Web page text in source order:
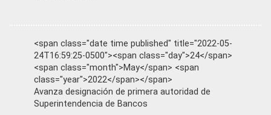
<span class="date time published" title="2022-05-
24T16:59:25-0500"><span class="day">24</span>
<span class="month">May</span> <span
class="year">2022</span></span>
Avanza designación de primera autoridad de
Superintendencia de Bancos